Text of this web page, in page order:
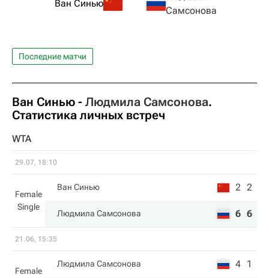
Ван Синью
Самсонова
Последние матчи
Ван Синью - Людмила Самсонова.
Статистика личных встреч
WTA
29.07, 18:10
Female
Single
Ван Синью 2 2
Людмила Самсонова 6 6
21.06, 15:35
Female
Людмила Самсонова 4 1